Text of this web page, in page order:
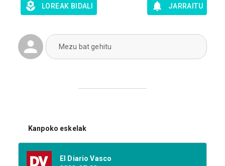
LOREAK BIDALI JARRAITU
Mezu bat gehitu
Kanpoko eskelak
El Diario Vasco